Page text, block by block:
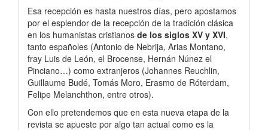
Esa recepción es hasta nuestros días, pero apostamos
por el esplendor de la recepción de la tradición clásica
en los humanistas cristianos de los siglos XV y XVI,
tanto españoles (Antonio de Nebrija, Arias Montano,
fray Luis de León, el Brocense, Hernán Núnez el
Pinciano…) como extranjeros (Johannes Reuchlin,
Guillaume Budé, Tomás Moro, Erasmo de Róterdam,
Felipe Melanchthon, entre otros).
Con ello pretendemos que en esta nueva etapa de la
revista se apueste por algo tan actual como es la